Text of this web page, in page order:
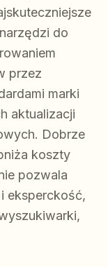
do
przez
marki
aktualizacji
Dobrze
koszty
pozwala
eksperckość,